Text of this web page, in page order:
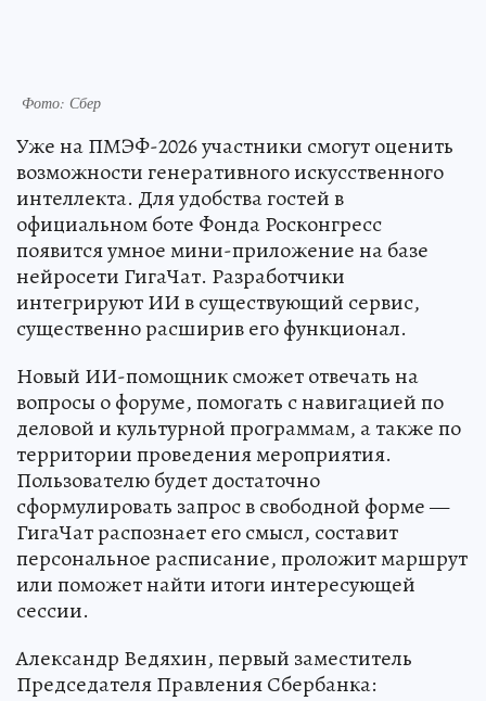
Фото: Сбер
Уже на ПМЭФ-2026 участники смогут оценить
возможности генеративного искусственного
интеллекта. Для удобства гостей в
официальном боте Фонда Росконгресс
появится умное мини-приложение на базе
нейросети ГигаЧат. Разработчики
интегрируют ИИ в существующий сервис,
существенно расширив его функционал.
Новый ИИ-помощник сможет отвечать на
вопросы о форуме, помогать с навигацией по
деловой и культурной программам, а также по
территории проведения мероприятия.
Пользователю будет достаточно
сформулировать запрос в свободной форме —
ГигаЧат распознает его смысл, составит
персональное расписание, проложит маршрут
или поможет найти итоги интересующей
сессии.
Александр Ведяхин, первый заместитель
Председателя Правления Сбербанка: